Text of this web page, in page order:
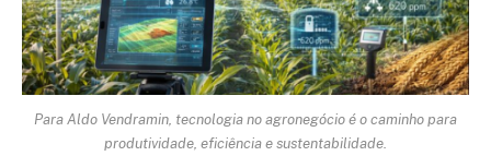
Para Aldo Vendramin, tecnologia no agronegócio é o caminho para
produtividade, eficiência e sustentabilidade.